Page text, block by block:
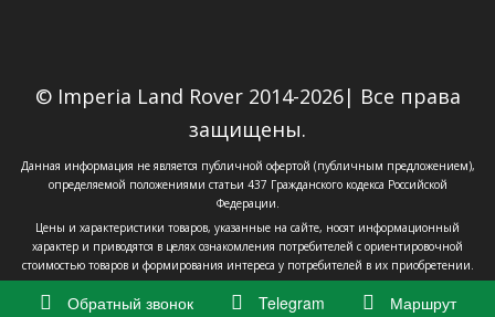
© Imperia Land Rover 2014-2026| Все права
защищены.
Данная информация не является публичной офертой (публичным предложением),
определяемой положениями статьи 437 Гражданского кодекса Российской
Федерации.
Цены и характеристики товаров, указанные на сайте, носят информационный
характер и приводятся в целях ознакомления потребителей с ориентировочной
стоимостью товаров и формирования интереса у потребителей в их приобретении.
Обратный звонок Telegram Маршрут